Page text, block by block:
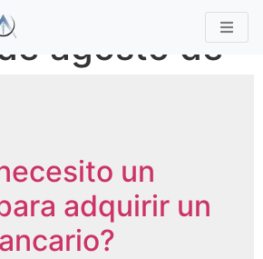
agosto de
un
adquirir un